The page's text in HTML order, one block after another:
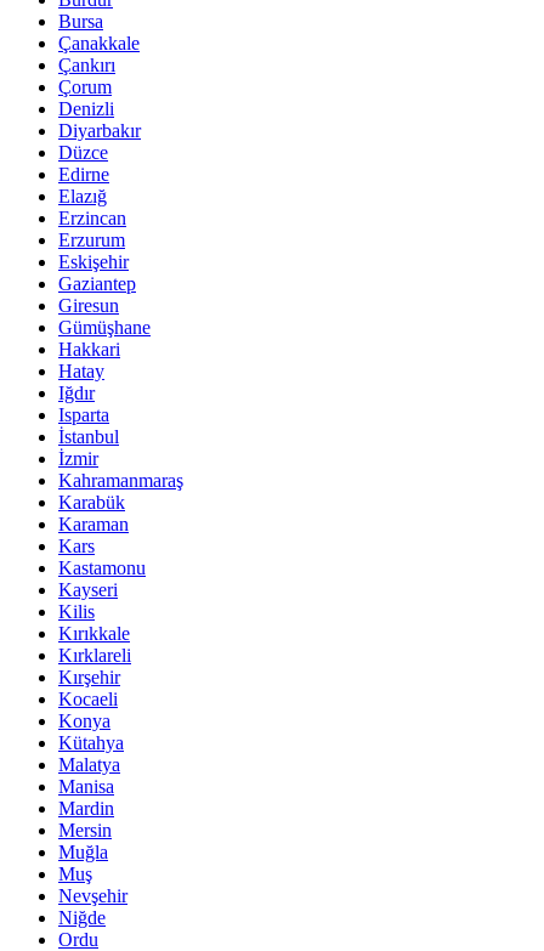
Bursa
Çanakkale
Çankırı
Çorum
Denizli
Diyarbakır
Düzce
Edirne
Elazığ
Erzincan
Erzurum
Eskişehir
Gaziantep
Giresun
Gümüşhane
Hakkari
Hatay
Iğdır
Isparta
İstanbul
İzmir
Kahramanmaraş
Karabük
Karaman
Kars
Kastamonu
Kayseri
Kilis
Kırıkkale
Kırklareli
Kırşehir
Kocaeli
Konya
Kütahya
Malatya
Manisa
Mardin
Mersin
Muğla
Muş
Nevşehir
Niğde
Ordu